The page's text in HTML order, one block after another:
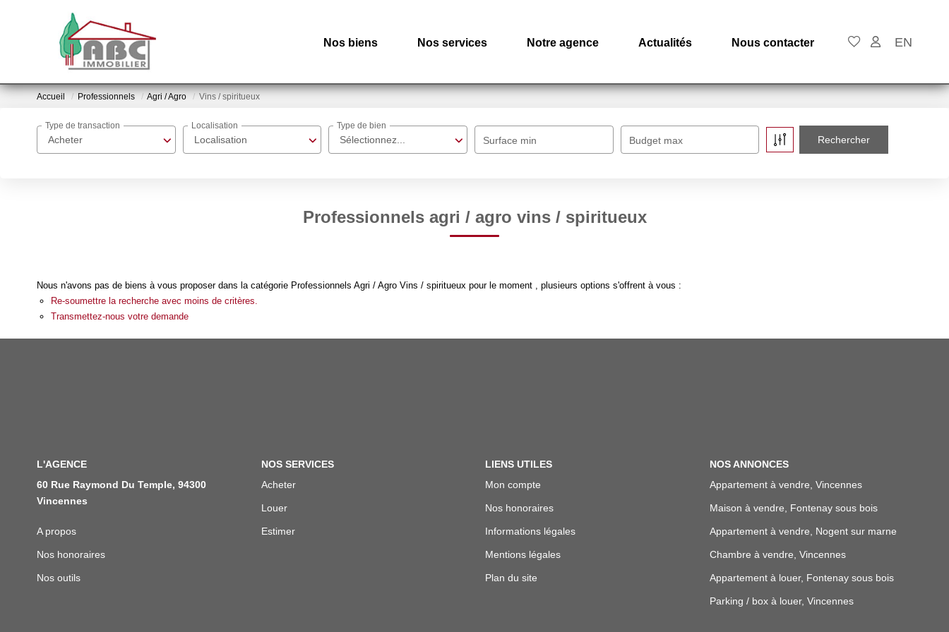
Nos biens Nos services Notre agence Actualités Nous contacter EN
Accueil Professionnels Agri / Agro Vins / spiritueux
Acheter
Type de transaction
Localisation
Localisation
Sélectionnez...
Type de bien
Surface min Budget max
Professionnels agri / agro vins / spiritueux
Nous n'avons pas de biens à vous proposer dans la catégorie Professionnels Agri / Agro Vins / spiritueux pour le moment , plusieurs options s'offrent à vous :
Re-soumettre la recherche avec moins de critères.
Transmettez-nous votre demande
L'AGENCE
60 Rue Raymond Du Temple, 94300
Vincennes
A propos
Nos honoraires
Nos outils
NOS SERVICES
Acheter
Louer
Estimer
LIENS UTILES
Mon compte
Nos honoraires
Informations légales
Mentions légales
Plan du site
NOS ANNONCES
Appartement à vendre, Vincennes
Maison à vendre, Fontenay sous bois
Appartement à vendre, Nogent sur marne
Chambre à vendre, Vincennes
Appartement à louer, Fontenay sous bois
Parking / box à louer, Vincennes